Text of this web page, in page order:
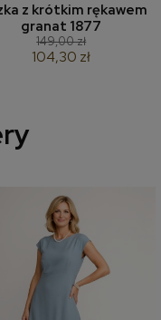
z krótkim rękawem
granat 1877
149,00 zł
104,30 zł